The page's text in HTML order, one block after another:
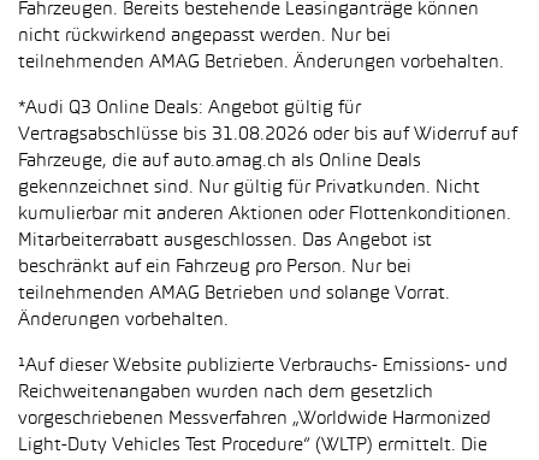
Fahrzeugen. Bereits bestehende Leasinganträge können
nicht rückwirkend angepasst werden. Nur bei
teilnehmenden AMAG Betrieben. Änderungen vorbehalten.
*Audi Q3 Online Deals: Angebot gültig für
Vertragsabschlüsse bis 31.08.2026 oder bis auf Widerruf auf
Fahrzeuge, die auf auto.amag.ch als Online Deals
gekennzeichnet sind. Nur gültig für Privatkunden. Nicht
kumulierbar mit anderen Aktionen oder Flottenkonditionen.
Mitarbeiterrabatt ausgeschlossen. Das Angebot ist
beschränkt auf ein Fahrzeug pro Person. Nur bei
teilnehmenden AMAG Betrieben und solange Vorrat.
Änderungen vorbehalten.
¹Auf dieser Website publizierte Verbrauchs- Emissions- und
Reichweitenangaben wurden nach dem gesetzlich
vorgeschriebenen Messverfahren „Worldwide Harmonized
Light-Duty Vehicles Test Procedure“ (WLTP) ermittelt. Die